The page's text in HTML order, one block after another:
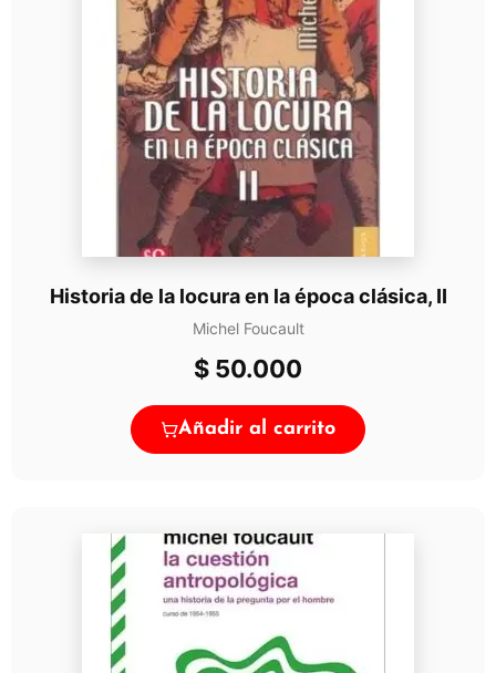
Historia de la locura en la época clásica, II
Michel Foucault
$ 50.000
Añadir al carrito